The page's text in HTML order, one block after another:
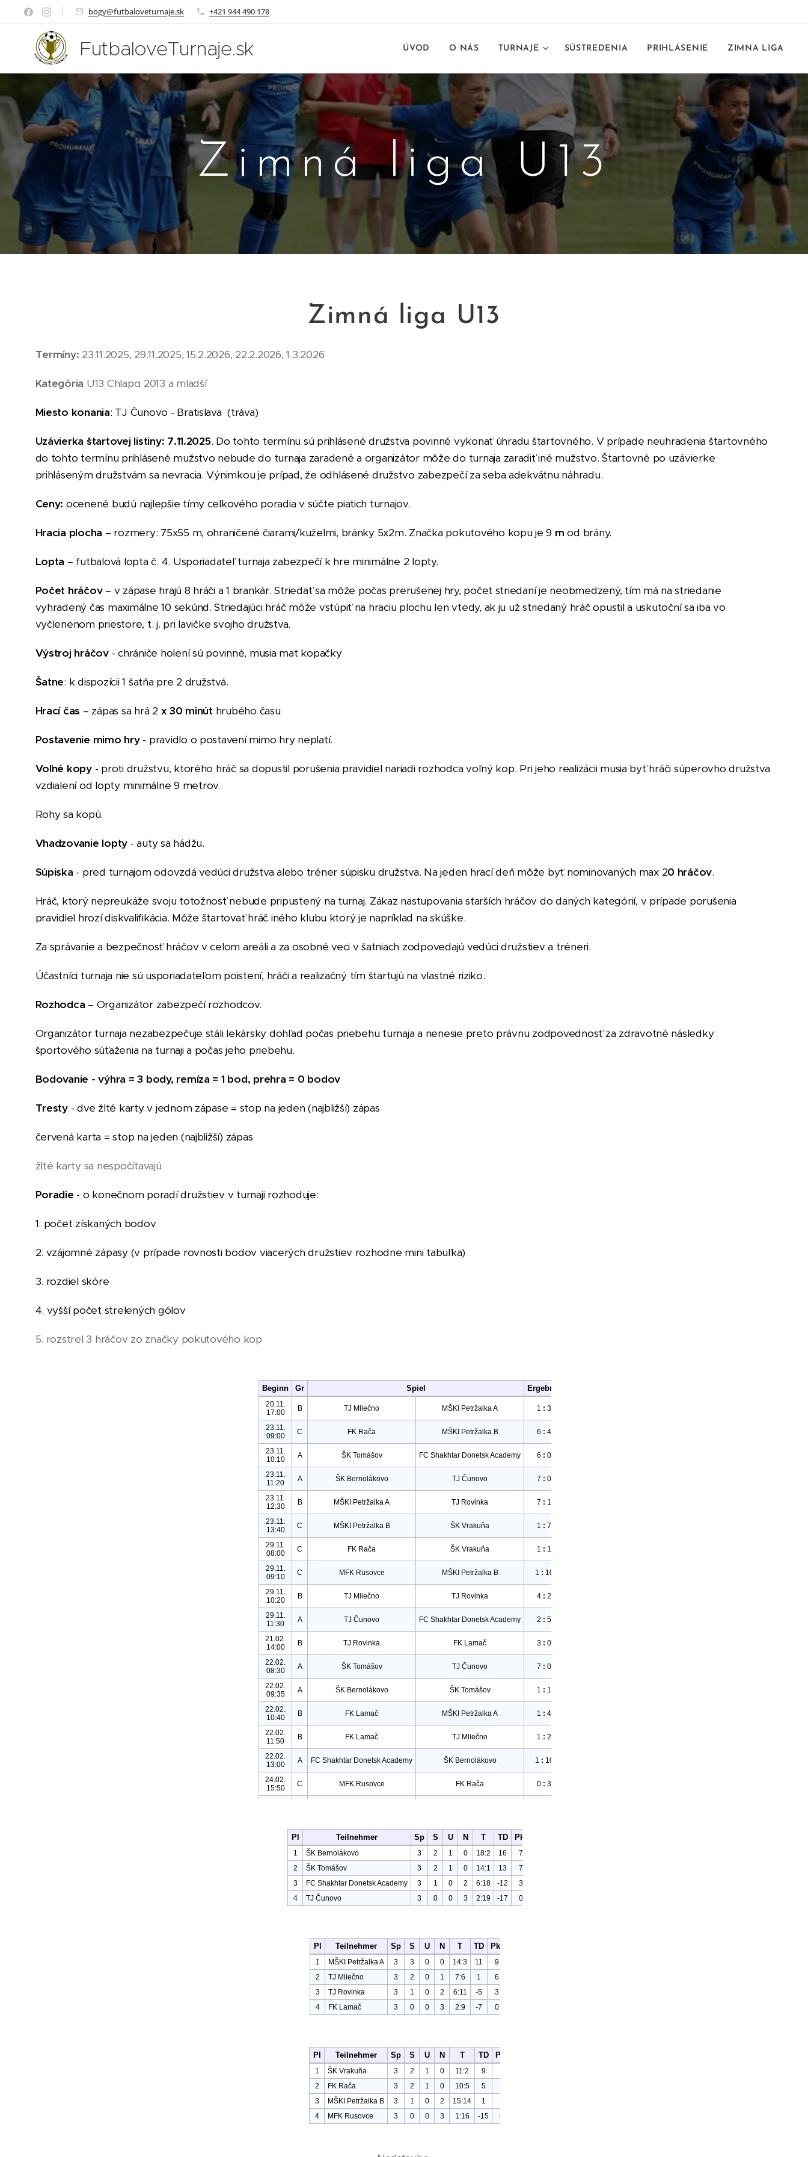
bogy@futbaloveturnaje.sk +421 944 490 178
FutbaloveTurnaje.sk ÚVOD O NÁS TURNAJE SÚSTREDENIA PRIHLÁSENIE ZIMNA LIGA
Zimná liga U13
Zimná liga U13
Termíny: 23.11.2025, 29.11.2025, 15.2.2026, 22.2.2026, 1.3.2026
Kategória U13 Chlapci 2013 a mladší
Miesto konania: TJ Čunovo - Bratislava (tráva)
Uzávierka štartovej listiny: 7.11.2025. Do tohto termínu sú prihlásené družstva povinné vykonať úhradu štartovného. V prípade neuhradenia štartovného
do tohto termínu prihlásené mužstvo nebude do turnaja zaradené a organizátor môže do turnaja zaradiť iné mužstvo. Štartovné po uzávierke
prihláseným družstvám sa nevracia. Výnimkou je prípad, že odhlásené družstvo zabezpečí za seba adekvátnu náhradu.
Ceny: ocenené budú najlepšie tímy celkového poradia v súčte piatich turnajov.
Hracia plocha – rozmery: 75x55 m, ohraničené čiarami/kuželmi, bránky 5x2m. Značka pokutového kopu je9 mod brány.
Lopta – futbalová lopta č. 4. Usporiadateľ turnaja zabezpečí k hre minimálne 2 lopty.
Počet hráčov – v zápase hrajú 8 hráči a 1 brankár. Striedať sa môže počas prerušenej hry, počet striedaní je neobmedzený, tím má na striedanie
vyhradený čas maximálne 10 sekúnd. Striedajúci hráč môže vstúpiť na hraciu plochu len vtedy, ak ju už striedaný hráč opustil a uskutoční sa iba vo
vyčlenenom priestore, t. j. pri lavičke svojho družstva.
Výstroj hráčov - chrániče holení sú povinné, musia mat kopačky
Šatne: k dispozícii 1 šatňa pre 2 družstvá.
Hrací čas – zápas sa hrá 2 x30 minút hrubého času
Postavenie mimo hry - pravidlo o postavení mimo hry neplatí.
Voľné kopy - proti družstvu, ktorého hráč sa dopustil porušenia pravidiel nariadi rozhodca voľný kop. Pri jeho realizácii musia byť hráči súperovho družstva
vzdialení od lopty minimálne9 metrov.
Rohy sa kopú.
Vhadzovanie lopty -auty sa hádžu.
Súpiska - pred turnajom odovzdá vedúci družstva alebo tréner súpisku družstva. Na jeden hrací deň môže byť nominovaných max 20 hráčov.
Hráč, ktorý nepreukáže svoju totožnosť nebude pripustený na turnaj. Zákaz nastupovania starších hráčov do daných kategórií, v prípade porušenia
pravidiel hrozí diskvalifikácia. Môže štartovať hráč iného klubu ktorý je napríklad na skúške.
Za správanie a bezpečnosť hráčov v celom areáli a za osobné veci v šatniach zodpovedajú vedúci družstiev a tréneri.
Účastníci turnaja nie sú usporiadateľom poistení, hráči a realizačný tím štartujú na vlastné riziko.
Rozhodca – Organizátor zabezpečí rozhodcov.
Organizátor turnaja nezabezpečuje stáli lekársky dohľad počas priebehu turnaja a nenesie preto právnu zodpovednosť za zdravotné následky
športového súťaženia na turnaji a počas jeho priebehu.
Bodovanie - výhra = 3 body, remíza = 1 bod, prehra = 0 bodov
Tresty - dve žlté karty v jednom zápase = stop na jeden (najbližší) zápas
červená karta = stop na jeden (najbližší) zápas
žlté karty sa nespočítavajú
Poradie - o konečnom poradí družstiev v turnaji rozhoduje:
1. počet získaných bodov
2. vzájomné zápasy (v prípade rovnosti bodov viacerých družstiev rozhodne mini tabuľka)
3. rozdiel skóre
4. vyšší počet strelených gólov
5. rozstrel 3 hráčov zo značky pokutového kop